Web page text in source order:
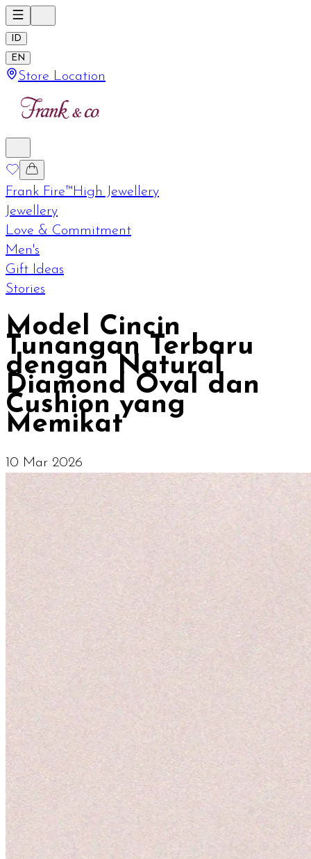
ID
EN
Store Location
Frank Fire™High Jewellery
Jewellery
Love & Commitment
Men's
Gift Ideas
Stories
Model Cincin
Tunangan Terbaru
dengan Natural
Diamond Oval dan
Cushion yang
Memikat
10 Mar 2026